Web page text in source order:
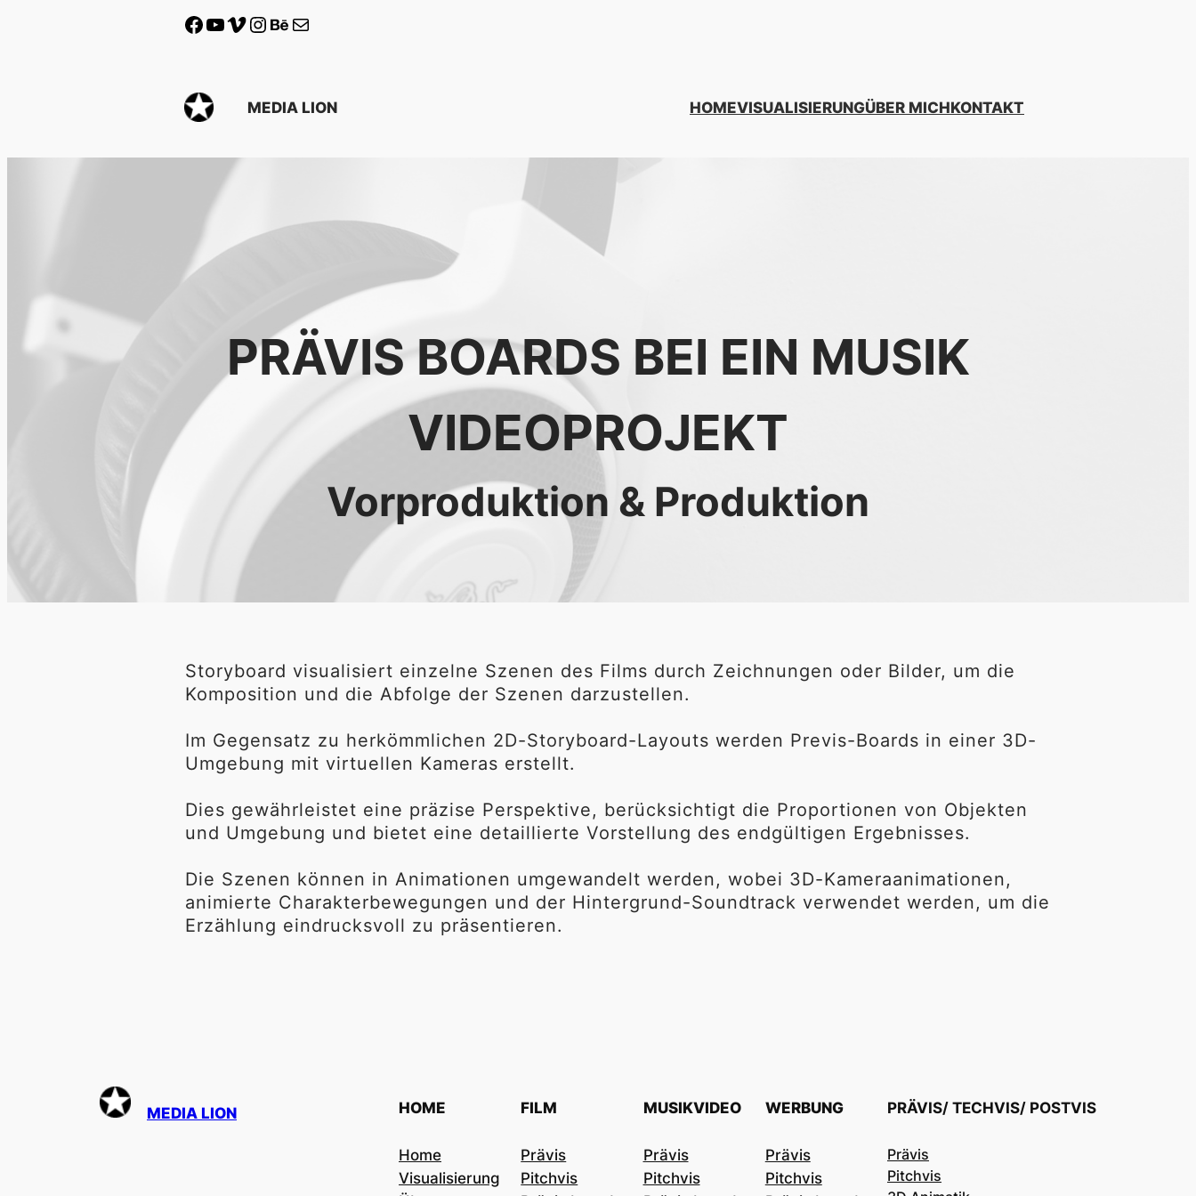
Facebook
YouTube
Vimeo
Instagram
Behance
Mail
MEDIA LION HOMEVISUALISIERUNGÜBER MICHKONTAKT
PRÄVIS BOARDS BEI EIN MUSIK
VIDEOPROJEKT
Vorproduktion & Produktion
Storyboard visualisiert einzelne Szenen des Films durch Zeichnungen oder Bilder, um die
Komposition und die Abfolge der Szenen darzustellen.
Im Gegensatz zu herkömmlichen 2D-Storyboard-Layouts werden Previs-Boards in einer 3D-
Umgebung mit virtuellen Kameras erstellt.
Dies gewährleistet eine präzise Perspektive, berücksichtigt die Proportionen von Objekten
und Umgebung und bietet eine detaillierte Vorstellung des endgültigen Ergebnisses.
Die Szenen können in Animationen umgewandelt werden, wobei 3D-Kameraanimationen,
animierte Charakterbewegungen und der Hintergrund-Soundtrack verwendet werden, um die
Erzählung eindrucksvoll zu präsentieren.
MEDIA LION HOME
Home
Visualisierung
FILM
Prävis
Pitchvis
MUSIKVIDEO
Prävis
Pitchvis
WERBUNG
Prävis
Pitchvis
PRÄVIS/ TECHVIS/ POSTVIS
Prävis
Pitchvis